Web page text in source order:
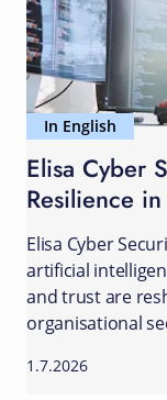
In English
Elisa Cyber
Resilience
Elisa Cyber
artificial
and trust are
organisational
1.7.2026